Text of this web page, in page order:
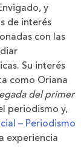
y
de interés
con las
Su interés
como Oriana
del primer
periodismo y,
– Periodismo
experiencia